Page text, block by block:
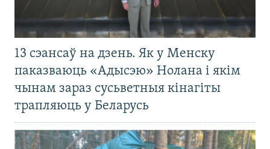
13 сэансаў на дзень. Як у Менску
паказваюць «Адысэю» Нолана і якім
чынам зараз сусьветныя кінагіты
трапляюць у Беларусь